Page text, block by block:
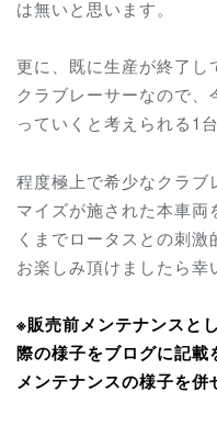
は無いと思います。
更に、既に生産が終了
クラブレーサーなので、
っていくと考えられる1
程度極上で希少なクラブ
マイズが施された本車
くまでロータスとの刺
お楽しみ頂けましたら幸
※販売前メンテナンスと
際の様子をブログに記
メンテナンスの様子を併